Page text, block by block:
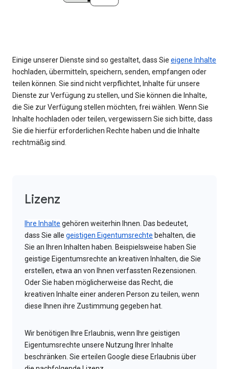
Einige unserer Dienste sind so gestaltet, dass Sie eigene Inhalte
hochladen, übermitteln, speichern, senden, empfangen oder
teilen können. Sie sind nicht verpflichtet, Inhalte für unsere
Dienste zur Verfügung zu stellen, und Sie können die Inhalte,
die Sie zur Verfügung stellen möchten, frei wählen. Wenn Sie
Inhalte hochladen oder teilen, vergewissern Sie sich bitte, dass
Sie die hierfür erforderlichen Rechte haben und die Inhalte
rechtmäßig sind.
Lizenz
Ihre Inhalte gehören weiterhin Ihnen. Das bedeutet,
dass Sie alle geistigen Eigentumsrechte behalten, die
Sie an Ihren Inhalten haben. Beispielsweise haben Sie
geistige Eigentumsrechte an kreativen Inhalten, die Sie
erstellen, etwa an von Ihnen verfassten Rezensionen.
Oder Sie haben möglicherweise das Recht, die
kreativen Inhalte einer anderen Person zu teilen, wenn
diese Ihnen ihre Zustimmung gegeben hat.
Wir benötigen Ihre Erlaubnis, wenn Ihre geistigen
Eigentumsrechte unsere Nutzung Ihrer Inhalte
beschränken. Sie erteilen Google diese Erlaubnis über